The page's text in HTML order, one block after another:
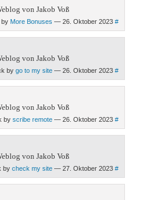
von Jakob Voß
by More Bonuses — 26. Oktober 2023 #
von Jakob Voß
by go to my site — 26. Oktober 2023 #
von Jakob Voß
by scribe remote — 26. Oktober 2023 #
von Jakob Voß
by check my site — 27. Oktober 2023 #